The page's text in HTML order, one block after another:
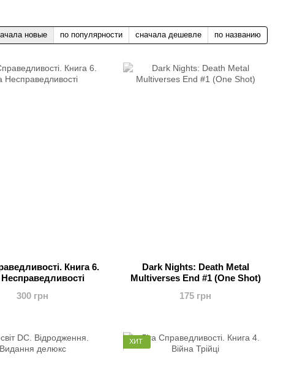
новые по популярности сначала дешевле по названию
Книга 6.
Несправедливості
300 грн
Dark Nights: Death Metal
Multiverses End #1 (One Shot)
175 грн
ХИТ